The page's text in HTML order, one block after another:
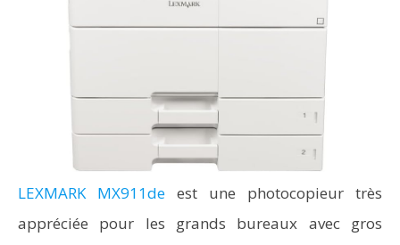
LEXMARK MX911de est une photocopieur très
appréciée pour les grands bureaux avec gros